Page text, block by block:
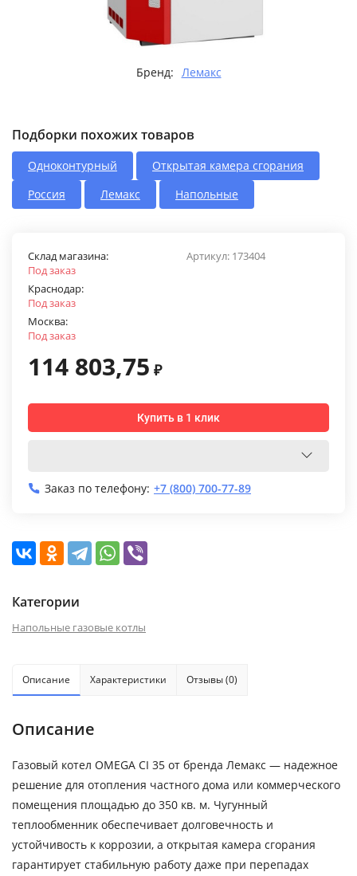
Бренд: Лемакс
Подборки похожих товаров
Одноконтурный
Открытая камера сгорания
Россия
Лемакс Напольные
Артикул: 173404
Склад магазина:
Под заказ
Краснодар:
Под заказ
Москва:
Под заказ
114 803,75 ₽
Купить в 1 клик
Заказ по телефону: +7 (800) 700-77-89
Категории
Напольные газовые котлы
Описание Характеристики Отзывы (0)
Описание
Газовый котел OMEGA CI 35 от бренда Лемакс — надежное
решение для отопления частного дома или коммерческого
помещения площадью до 350 кв. м. Чугунный
теплообменник обеспечивает долговечность и
устойчивость к коррозии, а открытая камера сгорания
гарантирует стабильную работу даже при перепадах